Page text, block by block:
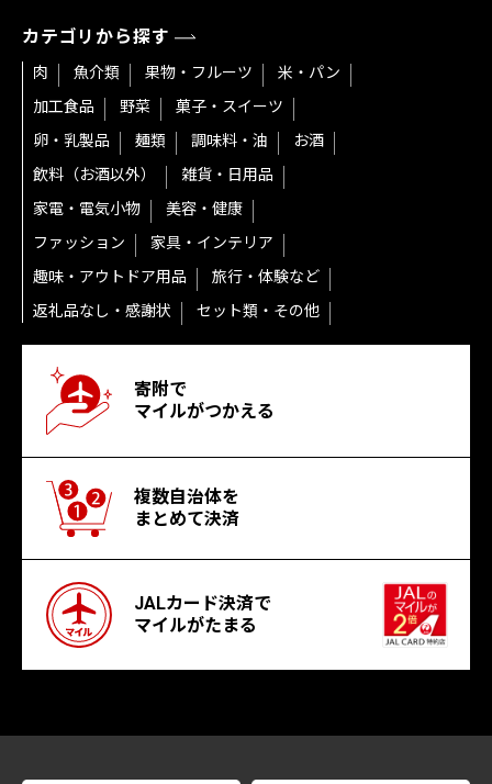
カテゴリから探す
肉 魚介類 果物・フルーツ
米・パン
加工食品
野菜
菓子・スイーツ
卵・乳製品
麺類 調味料・油
お酒
飲料（お酒以外）
雑貨・日用品
家電・電気小物
美容・健康
ファッション
家具・インテリア
趣味・アウトドア用品
旅行・体験など
返礼品なし・感謝状
セット類・その他
寄附で
マイルがつかえる
複数自治体を
まとめて決済
JALカード決済で
マイルがたまる